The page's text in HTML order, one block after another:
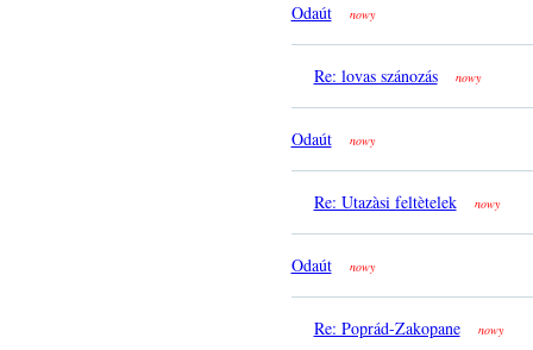
Odaút nowy
Re: lovas szánozás nowy
Odaút nowy
Re: Utazàsi feltètelek nowy
Odaút nowy
Re: Poprád-Zakopane nowy